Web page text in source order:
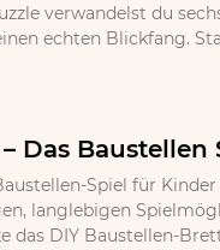
verwandelst du
echten Blickfang.
Das Baustellen
Spiel für
langlebigen
das DIY Baustellen-